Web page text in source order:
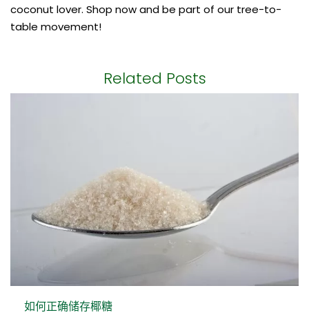
coconut lover. Shop now and be part of our tree-to-
table movement!
Related Posts
如何正确储存椰糖